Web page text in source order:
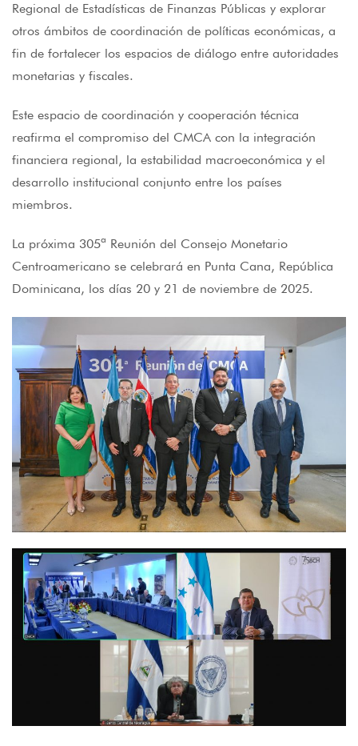
Regional de Estadísticas de Finanzas Públicas y explorar
otros ámbitos de coordinación de políticas económicas, a
fin de fortalecer los espacios de diálogo entre autoridades
monetarias y fiscales.
Este espacio de coordinación y cooperación técnica
reafirma el compromiso del CMCA con la integración
financiera regional, la estabilidad macroeconómica y el
desarrollo institucional conjunto entre los países
miembros.
La próxima 305ª Reunión del Consejo Monetario
Centroamericano se celebrará en Punta Cana, República
Dominicana, los días 20 y 21 de noviembre de 2025.